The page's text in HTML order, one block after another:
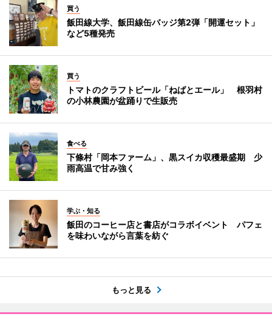
買う
飯田線大学、飯田線缶バッジ第2弾「開運セット」
など5種発売
買う
トマトのクラフトビール「ねばとエール」 根羽村
の小林農園が盆踊りで生販売
食べる
下條村「岡本ファーム」、黒スイカ収穫最盛期 少
雨高温で甘み強く
学ぶ・知る
飯田のコーヒー店と書店がコラボイベント パフェ
を味わいながら言葉を紡ぐ
もっと見る